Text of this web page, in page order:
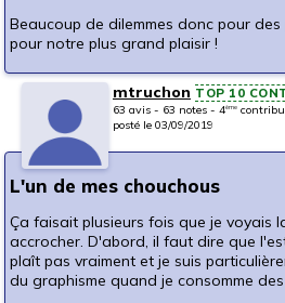
Beaucoup de dilemmes donc pour
pour notre plus grand plaisir !
mtruchon TOP 10
63 avis - 63 notes - 4ème
posté le 03/09/2019
L'un de mes chouchous
Ça faisait plusieurs fois que je voyais
accrocher. D'abord, il faut dire que
plaît pas vraiment et je suis
du graphisme quand je consomme